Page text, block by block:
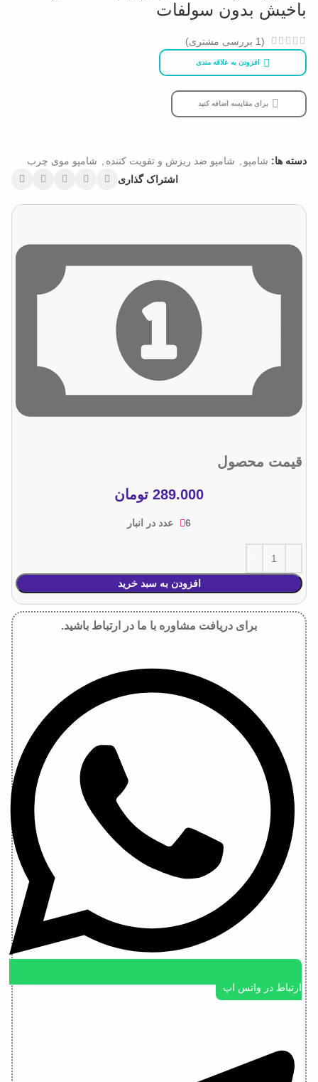
باخیش بدون سولفات
(
1 بررسی مشتری)
افزودن به علاقه مندی
برای مقایسه اضافه کنید
دسته ها: شامپو شامپو ضد ریزش و تقویت کننده
شامپو موی چرب
اشتراک گذاری
قیمت محصول
289.000 تومان
6 عدد در انبار
افزودن به سبد خرید
برای دریافت مشاوره با ما در ارتباط باشید.
ارتباط در واتس اپ